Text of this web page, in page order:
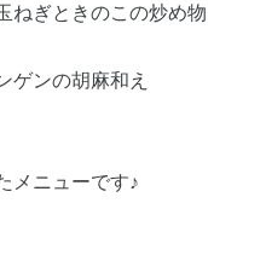
ねぎときのこの炒め物
ゲンの胡麻和え
メニューです♪